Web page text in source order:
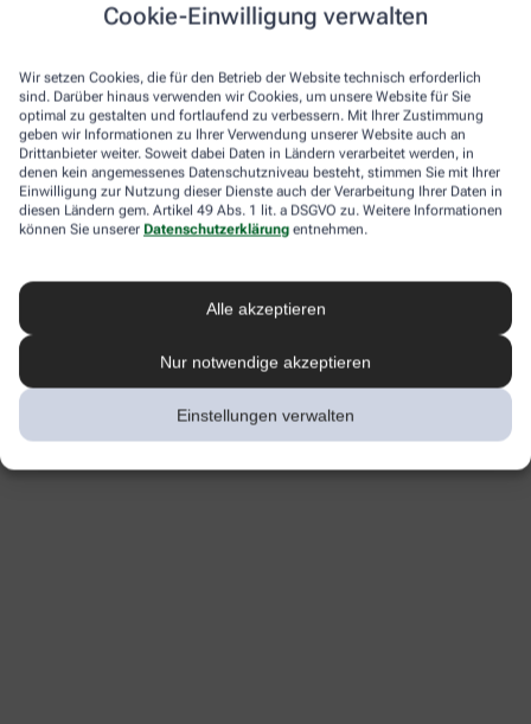
Cookie-Einwilligung verwalten
Wir setzen Cookies, die für den Betrieb der Website technisch erforderlich
sind. Darüber hinaus verwenden wir Cookies, um unsere Website für Sie
optimal zu gestalten und fortlaufend zu verbessern. Mit Ihrer Zustimmung
geben wir Informationen zu Ihrer Verwendung unserer Website auch an
Drittanbieter weiter. Soweit dabei Daten in Ländern verarbeitet werden, in
denen kein angemessenes Datenschutzniveau besteht, stimmen Sie mit Ihrer
Einwilligung zur Nutzung dieser Dienste auch der Verarbeitung Ihrer Daten in
diesen Ländern gem. Artikel 49 Abs. 1 lit. a DSGVO zu. Weitere Informationen
können Sie unserer Datenschutzerklärung entnehmen.
Alle akzeptieren
Nur notwendige akzeptieren
Einstellungen verwalten